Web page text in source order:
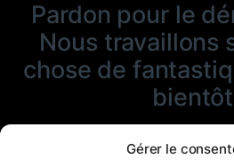
Gérer le
Pardon pour le
Nous travaillons
chose de